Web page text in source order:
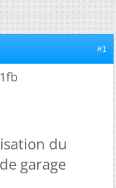
#1
du
garage